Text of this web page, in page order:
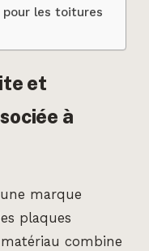
les toitures
et
à
marque
plaques
combine